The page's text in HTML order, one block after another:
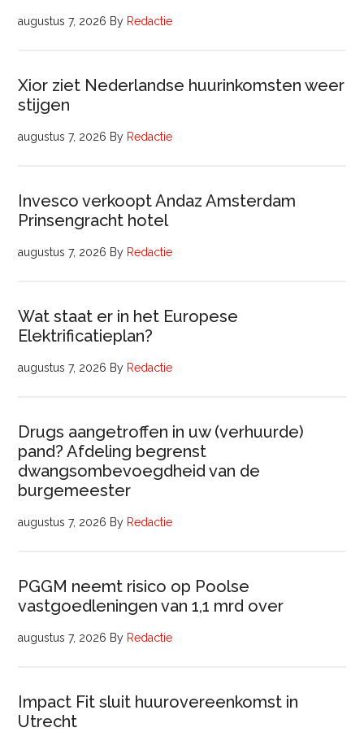
augustus 7, 2026 By Redactie
Xior ziet Nederlandse huurinkomsten weer
stijgen
augustus 7, 2026 By Redactie
Invesco verkoopt Andaz Amsterdam
Prinsengracht hotel
augustus 7, 2026 By Redactie
Wat staat er in het Europese
Elektrificatieplan?
augustus 7, 2026 By Redactie
Drugs aangetroffen in uw (verhuurde)
pand? Afdeling begrenst
dwangsombevoegdheid van de
burgemeester
augustus 7, 2026 By Redactie
PGGM neemt risico op Poolse
vastgoedleningen van 1,1 mrd over
augustus 7, 2026 By Redactie
Impact Fit sluit huurovereenkomst in
Utrecht